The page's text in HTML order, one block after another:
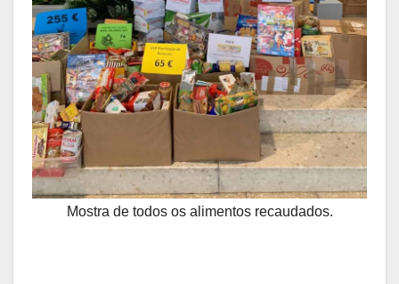
Mostra de todos os alimentos recaudados.